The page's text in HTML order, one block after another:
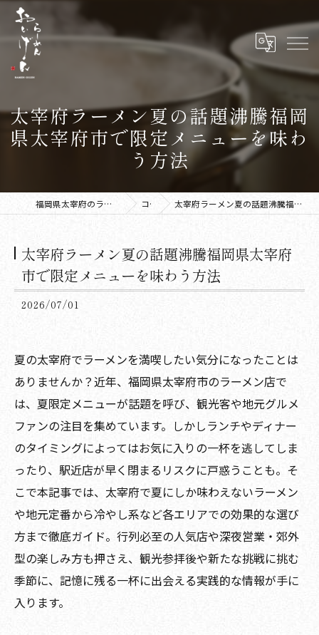
太宰府ラーメン夏の話題沸騰福岡
県太宰府市で限定メニューを味わ
う方法
福岡県太宰府のラーメンならラーメン おいげん コラム 太宰府ラーメン夏の話題沸騰福岡県太宰府市で限定メニューを味わう方法
太宰府ラーメン夏の話題沸騰福岡県太宰府
市で限定メニューを味わう方法
2026/07/01
夏の太宰府でラーメンを満喫したい気分になったことは
ありませんか？近年、福岡県太宰府市のラーメン店で
は、夏限定メニューが話題を呼び、観光客や地元グルメ
ファンの注目を集めています。しかしランチやディナー
のタイミングによってはお気に入りの一杯を逃してしま
ったり、駅近店が早く閉まるリスクに戸惑うことも。そ
こで本記事では、太宰府で夏にしか味わえないラーメン
や地元定番から冷やし系など各エリアでの効果的な選び
方まで徹底ガイド。行列必至の人気店や深夜営業・郊外
型の楽しみ方も押さえ、観光参拝後や新たな挑戦に挑む
季節に、記憶に残る一杯に出会える実践的な情報が手に
入ります。